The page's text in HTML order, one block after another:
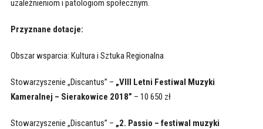
uzależnieniom i patologiom społecznym.
Przyznane dotacje:
Obszar wsparcia: Kultura i Sztuka Regionalna
Stowarzyszenie „Discantus” – „VIII Letni Festiwal Muzyki
Kameralnej – Sierakowice 2018” – 10 650 zł
Stowarzyszenie „Discantus” – „2. Passio – festiwal muzyki